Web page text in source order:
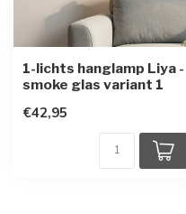
1-lichts hanglamp Liya -
smoke glas variant 1
€42,95